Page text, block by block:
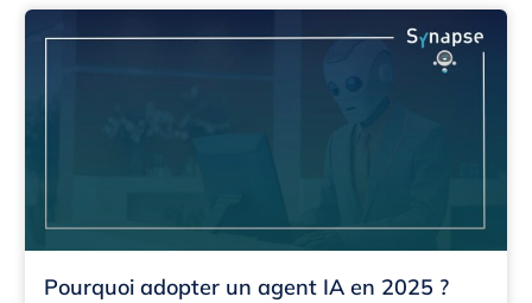
Pourquoi adopter un agent IA en 2025 ?